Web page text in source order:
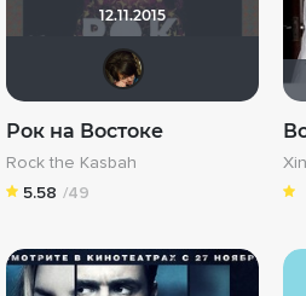
12.11.2015
Keelback
Рок на Востоке
Rock the Kasbah
5.58 /49